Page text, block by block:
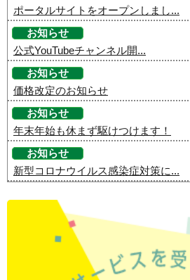
ポータルサイトをオープンしまし...
お知らせ
公式YouTubeチャンネル開...
お知らせ
価格改定のお知らせ
お知らせ
年末年始も休まず駆けつけます！
お知らせ
新型コロナウイルス感染症対策に...